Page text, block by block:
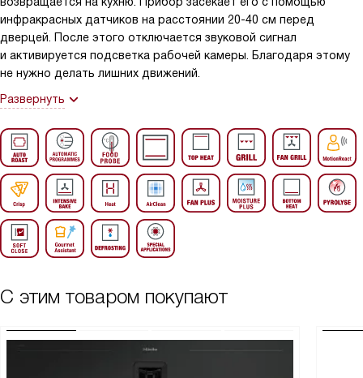
инфракрасных датчиков на расстоянии 20-40 см перед
дверцей. После этого отключается звуковой сигнал
и активируется подсветка рабочей камеры. Благодаря этому
не нужно делать лишних движений.
Развернуть
С этим товаром покупают